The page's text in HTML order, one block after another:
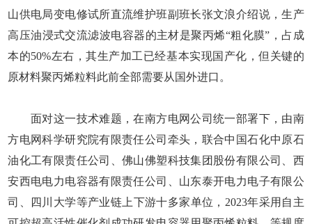
山供电局变电修试所直流维护班副班长张文浪介绍说，生产
高压油浸式交流滤波电容器的主材是聚丙烯“粗化膜”，占成
本的50%左右，其生产加工已经基本实现国产化，但关键的
原材料聚丙烯粒料此前全部需要从国外进口。
面对这一技术难题，在南方电网公司统一部署下，由南
方电网科学研究院有限责任公司牵头，联合中国石化中原石
油化工有限责任公司、佛山佛塑科技集团股份有限公司、西
安西电电力电容器有限责任公司、山东泰开电力电子有限公
司、四川大学等产业链上下游十多家单位，2023年采用自主